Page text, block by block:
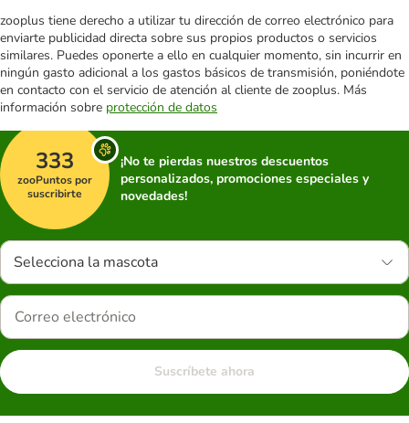
zooplus tiene derecho a utilizar tu dirección de correo electrónico para
enviarte publicidad directa sobre sus propios productos o servicios
similares. Puedes oponerte a ello en cualquier momento, sin incurrir en
ningún gasto adicional a los gastos básicos de transmisión, poniéndote
en contacto con el servicio de atención al cliente de zooplus. Más
información sobre protección de datos
333
zooPuntos por
suscribirte
¡No te pierdas nuestros descuentos
personalizados, promociones especiales y
novedades!
Selecciona la mascota
Suscríbete ahora